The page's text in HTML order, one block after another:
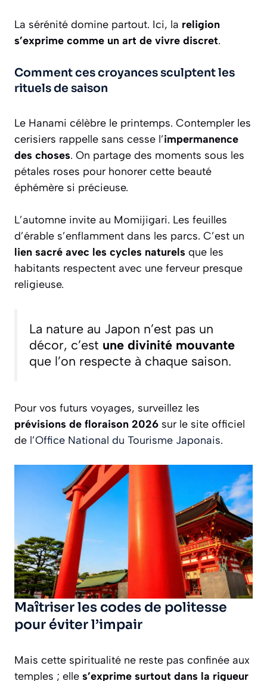
La sérénité domine partout. Ici, la religion
s’exprime comme un art de vivre discret.
Comment ces croyances sculptent les
rituels de saison
Le Hanami célèbre le printemps. Contempler les
cerisiers rappelle sans cesse l’impermanence
des choses. On partage des moments sous les
pétales roses pour honorer cette beauté
éphémère si précieuse.
L’automne invite au Momijigari. Les feuilles
d’érable s’enflamment dans les parcs. C’est un
lien sacré avec les cycles naturels que les
habitants respectent avec une ferveur presque
religieuse.
La nature au Japon n’est pas un
décor, c’est une divinité mouvante
que l’on respecte à chaque saison.
Pour vos futurs voyages, surveillez les
prévisions de floraison 2026 sur le site officiel
de l’Office National du Tourisme Japonais.
Maîtriser les codes de politesse
pour éviter l’impair
Mais cette spiritualité ne reste pas confinée aux
temples ; elle s’exprime surtout dans la rigueur